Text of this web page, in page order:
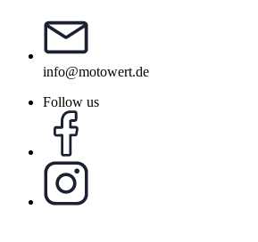
info@motowert.de
Follow us